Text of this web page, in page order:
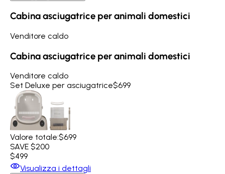
Cabina asciugatrice per animali domestici
Venditore caldo
Cabina asciugatrice per animali domestici
Venditore caldo
Set Deluxe per asciugatrice$699
Valore totale:$699
SAVE $200
$499
Visualizza i dettagli